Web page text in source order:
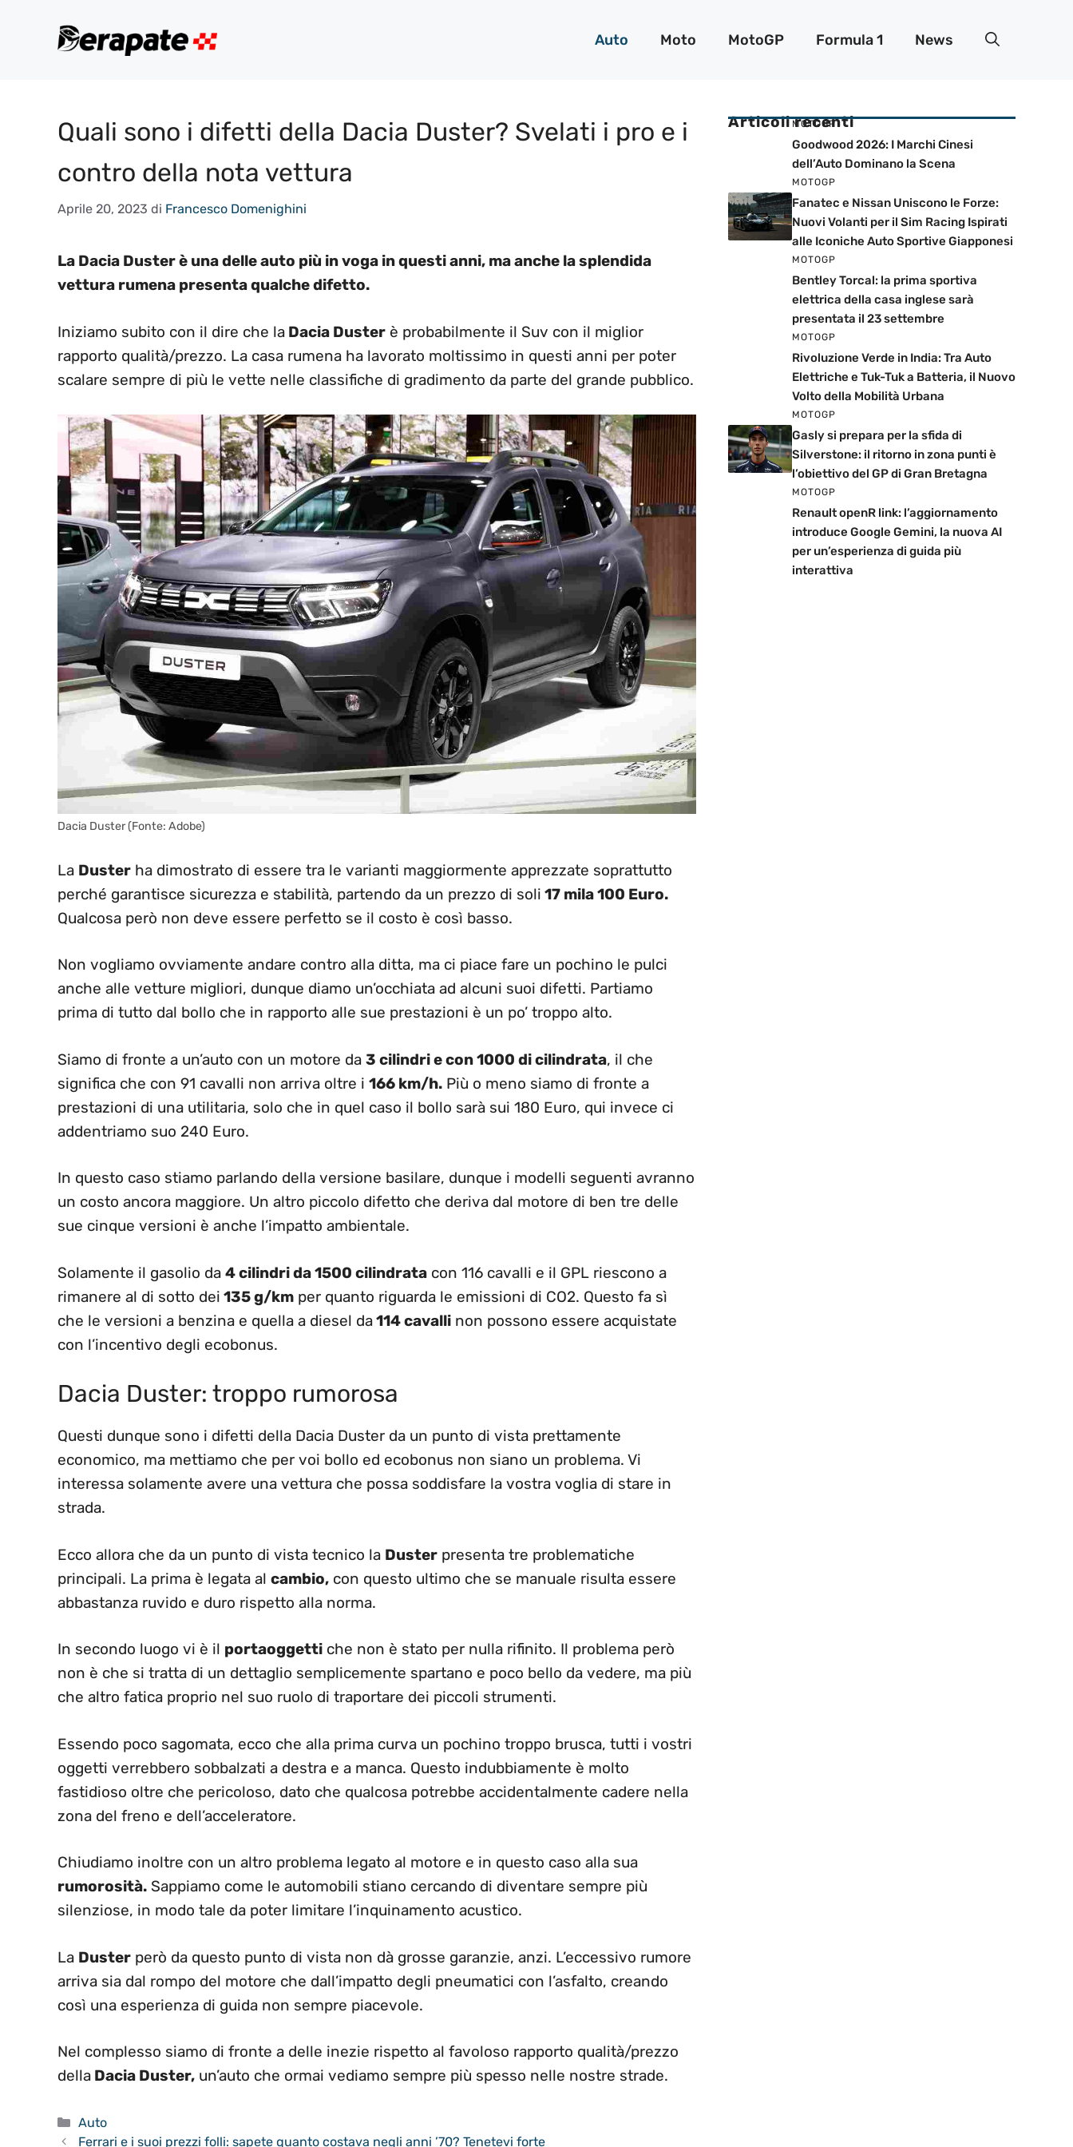
Auto Moto MotoGP Formula 1 News
Quali sono i difetti della Dacia Duster? Svelati i pro e i
contro della nota vettura
Aprile 20, 2023 di Francesco Domenighini
La Dacia Duster è una delle auto più in voga in questi anni, ma anche la splendida
vettura rumena presenta qualche difetto.
Iniziamo subito con il dire che la Dacia Duster è probabilmente il Suv con il miglior
rapporto qualità/prezzo. La casa rumena ha lavorato moltissimo in questi anni per poter
scalare sempre di più le vette nelle classifiche di gradimento da parte del grande pubblico.
Dacia Duster (Fonte: Adobe)
La Duster ha dimostrato di essere tra le varianti maggiormente apprezzate soprattutto
perché garantisce sicurezza e stabilità, partendo da un prezzo di soli 17 mila 100 Euro.
Qualcosa però non deve essere perfetto se il costo è così basso.
Non vogliamo ovviamente andare contro alla ditta, ma ci piace fare un pochino le pulci
anche alle vetture migliori, dunque diamo un’occhiata ad alcuni suoi difetti. Partiamo
prima di tutto dal bollo che in rapporto alle sue prestazioni è un po’ troppo alto.
Siamo di fronte a un’auto con un motore da 3 cilindri e con 1000 di cilindrata, il che
significa che con 91 cavalli non arriva oltre i 166 km/h. Più o meno siamo di fronte a
prestazioni di una utilitaria, solo che in quel caso il bollo sarà sui 180 Euro, qui invece ci
addentriamo suo 240 Euro.
In questo caso stiamo parlando della versione basilare, dunque i modelli seguenti avranno
un costo ancora maggiore. Un altro piccolo difetto che deriva dal motore di ben tre delle
sue cinque versioni è anche l’impatto ambientale.
Solamente il gasolio da 4 cilindri da 1500 cilindrata con 116 cavalli e il GPL riescono a
rimanere al di sotto dei 135 g/km per quanto riguarda le emissioni di CO2. Questo fa sì
che le versioni a benzina e quella a diesel da114 cavalli non possono essere acquistate
con l’incentivo degli ecobonus.
Dacia Duster: troppo rumorosa
Questi dunque sono i difetti della Dacia Duster da un punto di vista prettamente
economico, ma mettiamo che per voi bollo ed ecobonus non siano un problema. Vi
interessa solamente avere una vettura che possa soddisfare la vostra voglia di stare in
strada.
Ecco allora che da un punto di vista tecnico la Duster presenta tre problematiche
principali. La prima è legata al cambio, con questo ultimo che se manuale risulta essere
abbastanza ruvido e duro rispetto alla norma.
In secondo luogo vi è il portaoggetti che non è stato per nulla rifinito. Il problema però
non è che si tratta di un dettaglio semplicemente spartano e poco bello da vedere, ma più
che altro fatica proprio nel suo ruolo di traportare dei piccoli strumenti.
Essendo poco sagomata, ecco che alla prima curva un pochino troppo brusca, tutti i vostri
oggetti verrebbero sobbalzati a destra e a manca. Questo indubbiamente è molto
fastidioso oltre che pericoloso, dato che qualcosa potrebbe accidentalmente cadere nella
zona del freno e dell’acceleratore.
Chiudiamo inoltre con un altro problema legato al motore e in questo caso alla sua
rumorosità. Sappiamo come le automobili stiano cercando di diventare sempre più
silenziose, in modo tale da poter limitare l’inquinamento acustico.
La Duster però da questo punto di vista non dà grosse garanzie, anzi. L’eccessivo rumore
arriva sia dal rompo del motore che dall’impatto degli pneumatici con l’asfalto, creando
così una esperienza di guida non sempre piacevole.
Nel complesso siamo di fronte a delle inezie rispetto al favoloso rapporto qualità/prezzo
della Dacia Duster, un’auto che ormai vediamo sempre più spesso nelle nostre strade.
Categorie
Auto
Ferrari e i suoi prezzi folli: sapete quanto costava negli anni ’70? Tenetevi forte
Articoli recenti
MOTOGP
Goodwood 2026: I Marchi Cinesi
dell’Auto Dominano la Scena
MOTOGP
Fanatec e Nissan Uniscono le Forze:
Nuovi Volanti per il Sim Racing Ispirati
alle Iconiche Auto Sportive Giapponesi
MOTOGP
Bentley Torcal: la prima sportiva
elettrica della casa inglese sarà
presentata il 23 settembre
MOTOGP
Rivoluzione Verde in India: Tra Auto
Elettriche e Tuk-Tuk a Batteria, il Nuovo
Volto della Mobilità Urbana
MOTOGP
Gasly si prepara per la sfida di
Silverstone: il ritorno in zona punti è
l’obiettivo del GP di Gran Bretagna
MOTOGP
Renault openR link: l’aggiornamento
introduce Google Gemini, la nuova AI
per un’esperienza di guida più
interattiva